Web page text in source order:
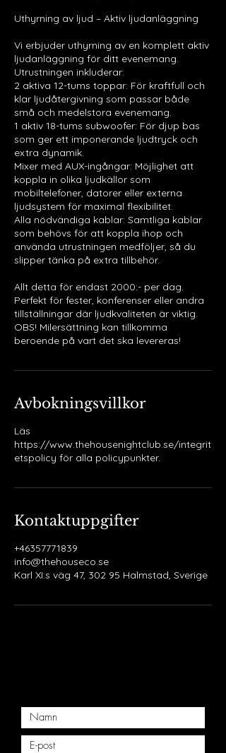
Uthyrning av ljud – Aktiv ljudanläggning
Vi erbjuder uthyrning av en komplett aktiv
ljudanläggning för ditt evenemang.
Utrustningen inkluderar:
2 aktiva 12-tums toppar: För kraftfull och
klar ljudåtergivning som passar både
små och medelstora evenemang.
1 aktiv 18-tums subwoofer: För djup bas
som ger ett imponerande ljudtryck och
extra dynamik.
Mixer med AUX-ingångar: Möjlighet att
koppla in olika ljudkällor som
mobiltelefoner, datorer eller externa
ljudsystem för maximal flexibilitet.
Alla nödvändiga kablar: Samtliga kablar
som behövs för att koppla ihop och
använda utrustningen medföljer, så du
slipper tänka på extra tillbehör.
Allt detta för endast 2000:- per dag.
Perfekt för fester, konferenser eller andra
tillställningar där ljudkvaliteten är viktig.
OBS! Milersättning kan tillkomma
beroende på vart det ska levereras!
Avbokningsvillkor
Läs
https://www.thehousenightclub.se/integrit
etspolicy för alla policypunkter.
Kontaktuppgifter
+46357771839
info@thehouseco.se
Karl XI:s väg 47, 302 95 Halmstad, Sverige